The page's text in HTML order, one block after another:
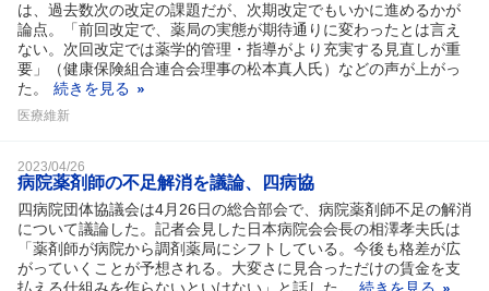
は、過去数次の改定の課題だが、次期改定でもいかに進めるかが
論点。「前回改定で、薬局の実態が期待通りに変わったとは言え
ない。次回改定では薬学的管理・指導がより充実する見直しが重
要」（健康保険組合連合会理事の松本真人氏）などの声が上がっ
た。
続きを見る
医療維新
2023/04/26
病院薬剤師の不足解消を議論、四病協
四病院団体協議会は4月26日の総合部会で、病院薬剤師不足の解消
について議論した。記者会見した日本病院会会長の相澤孝夫氏は
「薬剤師が病院から調剤薬局にシフトしている。今後も格差が広
がっていくことが予想される。大変さに見合っただけの賃金を支